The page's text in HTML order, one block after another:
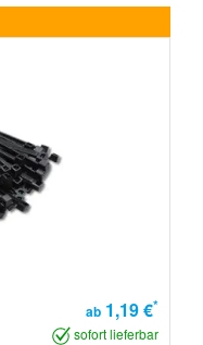
ab 1,19 €*
sofort lieferbar